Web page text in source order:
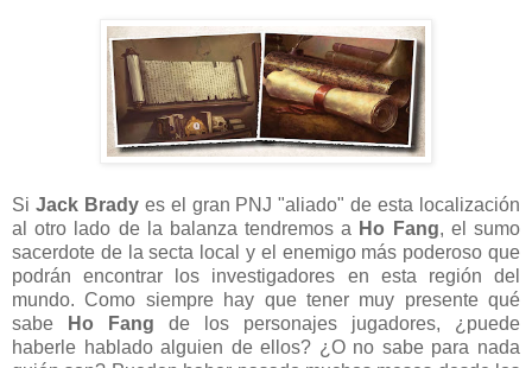
Si Jack Bradyes el gran PNJ "aliado" de esta localización
al otro lado de la balanza tendremos a Ho Fang, el sumo
sacerdote de la secta local y el enemigo más poderoso que
podrán encontrar los investigadores en esta región del
mundo. Como siempre hay que tener muy presente qué
sabe
Ho Fang de los personajes jugadores, ¿puede
haberle hablado alguien de ellos? ¿O no sabe para nada